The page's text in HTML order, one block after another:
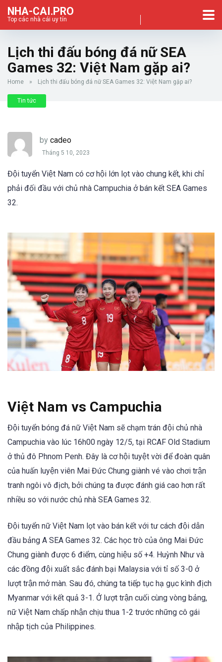
NHA-CAI.PRO
Top các nhà cái uy tín
Lịch thi đấu bóng đá nữ SEA
Games 32: Việt Nam gặp ai?
Home » Lịch thi đấu bóng đá nữ SEA Games 32: Việt Nam gặp ai?
Tin tức
by cadeo
Tháng 5 10, 2023
Đội tuyển Việt Nam có cơ hội lớn lọt vào chung kết, khi chỉ
phải đối đầu với chủ nhà Campuchia ở bán kết SEA Games
32.
Việt Nam vs Campuchia
Đội tuyển bóng đá nữ Việt Nam sẽ chạm trán đội chủ nhà
Campuchia vào lúc 16h00 ngày 12/5, tại RCAF Old Stadium
ở thủ đô Phnom Penh. Đây là cơ hội tuyệt vời để đoàn quân
của huấn luyện viên Mai Đức Chung giành vé vào chơi trận
tranh ngôi vô địch, bởi chúng ta được đánh giá cao hơn rất
nhiều so với nước chủ nhà SEA Games 32.
Đội tuyển nữ Việt Nam lọt vào bán kết với tư cách đội dẫn
đầu bảng A SEA Games 32. Các học trò của ông Mai Đức
Chung giành được 6 điểm, cùng hiệu số +4. Huỳnh Như và
các đồng đội xuất sắc đánh bại Malaysia với tỉ số 3-0 ở
lượt trận mở màn. Sau đó, chúng ta tiếp tục hạ gục kình địch
Myanmar với kết quả 3-1. Ở lượt trận cuối cùng vòng bảng,
nữ Việt Nam chấp nhận chịu thua 1-2 trước những cô gái
nhập tịch của Philippines.